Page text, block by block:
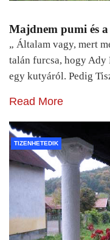
Majdnem pumi és a
„ Általam vagy, mert
talán furcsa, hogy Ady
egy kutyáról. Pedig
Read More
TIZENHETEDIK